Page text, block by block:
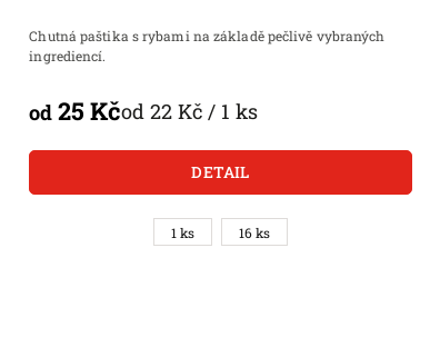
od 25 Kčod 22 Kč / 1 ks
DETAIL
Chutná paštika s rybami na základě pečlivě vybraných
ingrediencí.
1 ks 16 ks